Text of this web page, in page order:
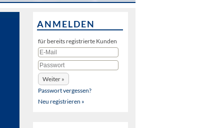
ANMELDEN
für bereits registrierte Kunden
Passwort vergessen?
Neu registrieren »